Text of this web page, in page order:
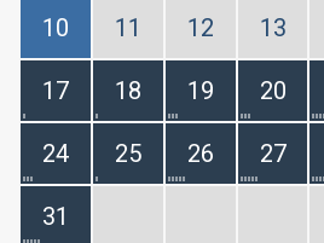
10 11 12 13
17 18 19 20
24 25 26 27
31